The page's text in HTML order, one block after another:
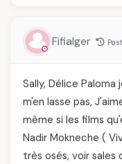
Fifialger
Sally, Délice
m'en lasse pas,
même si les films
Nadir Mokneche (
très osés, voir sales